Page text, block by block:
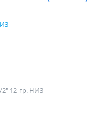
12-гр. НИЗ